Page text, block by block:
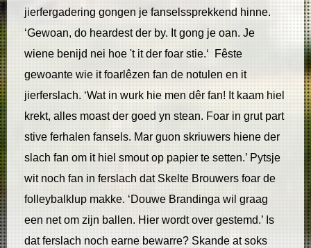
jierfergadering gongen je fanselssprekkend hinne.
‘Gewoan, do heardest der by. It gong je oan. Je
wiene benijd nei hoe 't it der foar stie.‘ Fêste
gewoante wie it foarlêzen fan de notulen en it
jierferslach. ‘Wat in wurk hie men dêr fan! It kaam hiel
krekt, alles moast der goed yn stean. Foar in grut part
stive ferhalen fansels. Mar guon skriuwers hiene der
slach fan om it hiel smout op papier te setten.’ Pytsje
wit noch fan in ferslach dat Skelte Brouwers foar de
folleybalklup makke. ‘Douwe Brandinga wil graag
een net om zijn ballen. Hier wordt over gestemd.’ Is
dat ferslach noch earne bewarre? Skande at soks